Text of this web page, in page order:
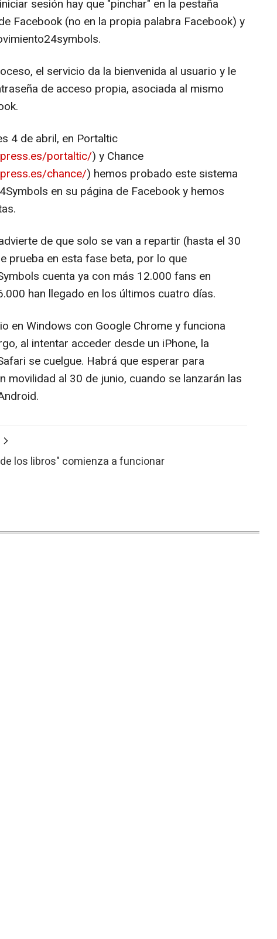
sesión hay que "pinchar" en la pestaña
Facebook (no en la propia palabra Facebook) y
el servicio da la bienvenida al usuario y le
de acceso propia, asociada al mismo
4 de abril, en Portaltic
portaltic/) y Chance
chance/) hemos probado este sistema
en su página de Facebook y hemos
de que solo se van a repartir (hasta el 30
prueba en esta fase beta, por lo que
cuenta ya con más 12.000 fans en
han llegado en los últimos cuatro días.
en Windows con Google Chrome y funciona
al intentar acceder desde un iPhone, la
se cuelgue. Habrá que esperar para
movilidad al 30 de junio, cuando se lanzarán las
los libros" comienza a funcionar